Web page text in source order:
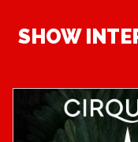
SHOW